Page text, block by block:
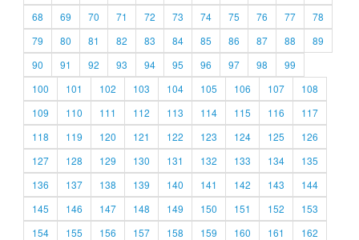
68
69 70 71 72 73 74 75 76 77
78
79
80 81 82 83 84 85 86 87 88
89
90
91 92 93 94 95 96 97 98
99
100
101 102 103 104 105 106 107
108
109
110 111 112 113 114 115 116
117
118
119 120 121 122 123 124 125
126
127
128 129 130 131 132 133 134
135
136
137 138 139 140 141 142 143
144
145
146 147 148 149 150 151 152
153
154
155 156 157 158 159 160 161
162